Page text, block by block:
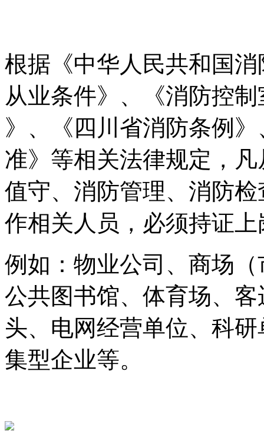
根据《中华人民共和国
从业条件》、《消防控
》、《四川省消防条例
准》等相关法律规定，
值守、消防管理、消防
作相关人员，必须持证上
例如：物业公司、商场
公共图书馆、体育场、
头、电网经营单位、科
集型企业等。